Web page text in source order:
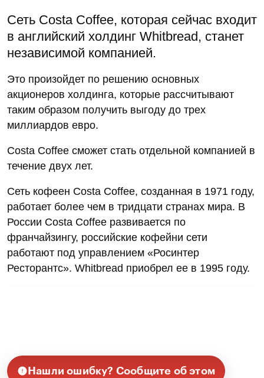
Сеть Costa Coffee, которая сейчас входит
в английский холдинг Whitbread, станет
независимой компанией.
Это произойдет по решению основных
акционеров холдинга, которые рассчитывают
таким образом получить выгоду до трех
миллиардов евро.
Costa Coffee сможет стать отдельной компанией в
течение двух лет.
Сеть кофеен Costa Coffee, созданная в 1971 году,
работает более чем в тридцати странах мира. В
России Costa Coffee развивается по
франчайзингу, российские кофейни сети
работают под управлением «Росинтер
Ресторантс». Whitbread приобрел ее в 1995 году.
Нашли ошибку? Сообщите об этом